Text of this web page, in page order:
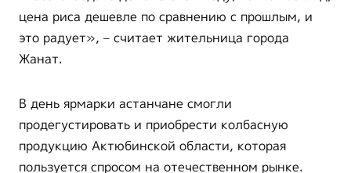
цена риса дешевле по сравнению с прошлым, и
это радует», – считает жительница города
Жанат.
В день ярмарки астанчане смогли
продегустировать и приобрести колбасную
продукцию Актюбинской области, которая
пользуется спросом на отечественном рынке.